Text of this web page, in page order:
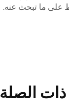
على ما تبحث عنه.
الصلة